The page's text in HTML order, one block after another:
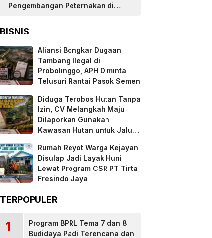
Pengembangan Peternakan di
BISNIS
Aliansi Bongkar Dugaan
Tambang Ilegal di
Probolinggo, APH Diminta
Telusuri Rantai Pasok Semen
Diduga Terobos Hutan Tanpa
Izin, CV Melangkah Maju
Dilaporkan Gunakan
Kawasan Hutan untuk Jalur
Rumah Reyot Warga Kejayan
Disulap Jadi Layak Huni
Lewat Program CSR PT Tirta
Fresindo Jaya
TERPOPULER
1
Program BPRL Tema 7 dan 8
Budidaya Padi Terencana dan